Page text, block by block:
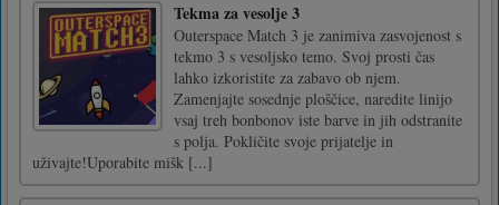
Tekma za vesolje 3
Outerspace Match 3 je zanimiva zasvojenost s
tekmo 3 s vesoljsko temo. Svoj prosti čas
lahko izkoristite za zabavo ob njem.
Zamenjajte sosednje ploščice, naredite linijo
vsaj treh bonbonov iste barve in jih odstranite
s polja. Pokličite svoje prijatelje in
uživajte!Uporabite mišk [...]